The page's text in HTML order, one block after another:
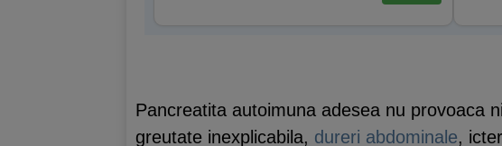
Pancreatita autoimuna adesea nu provoaca
greutate inexplicabila, dureri abdominale,